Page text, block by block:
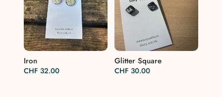
Iron
CHF 32.00
Glitter Square
CHF 30.00